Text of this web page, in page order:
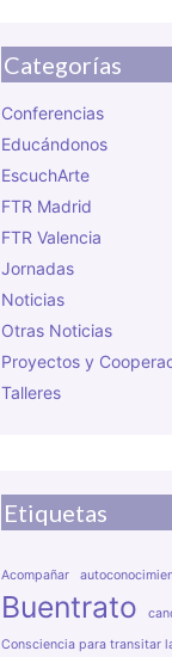
Categorías
Conferencias
Educándonos
EscuchArte
FTR Madrid
FTR Valencia
Jornadas
Noticias
Otras Noticias
Proyectos y
Talleres
Etiquetas
Acompañar
Buentrato
Consciencia para transitar